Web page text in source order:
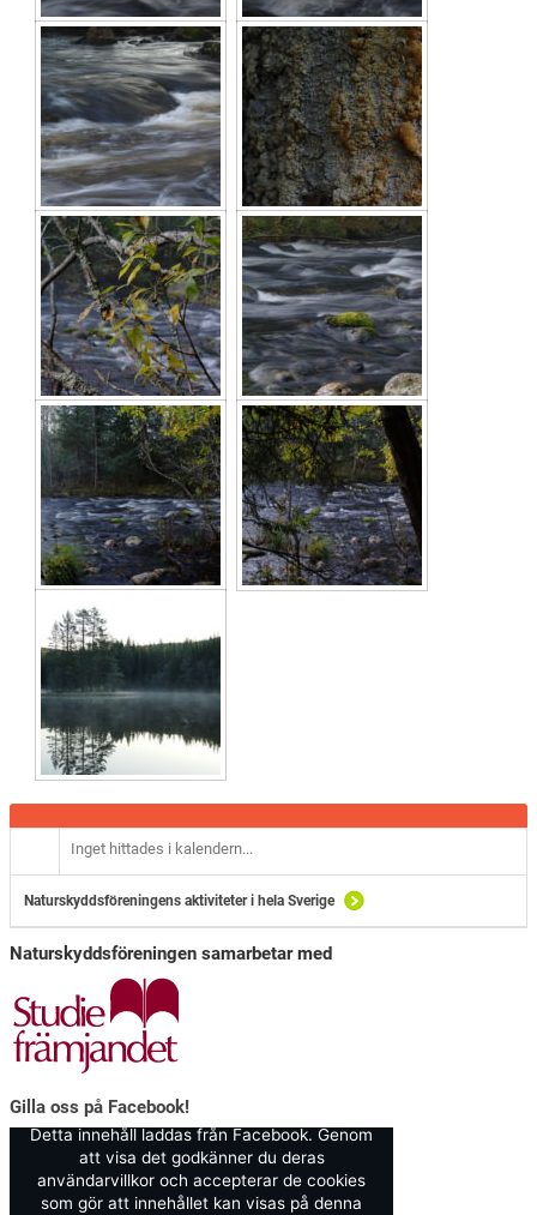
Inget hittades i kalendern...
Naturskyddsföreningens aktiviteter i hela Sverige
Naturskyddsföreningen samarbetar med
Gilla oss på Facebook!
Detta innehåll laddas från Facebook. Genom
att visa det godkänner du deras
användarvillkor och accepterar de cookies
som gör att innehållet kan visas på denna